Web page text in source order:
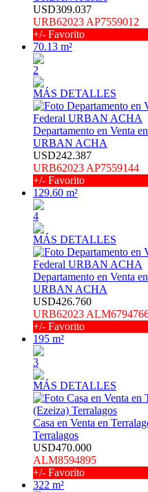
USD309.037
URB62023 AP7559012
+/- Favorito
70.13 m²
2
MÁS DETALLES
Departamento en Venta
URBAN ACHA
USD242.387
URB62023 AP7559144
+/- Favorito
129.60 m²
4
MÁS DETALLES
Departamento en Venta
URBAN ACHA
USD426.760
URB62023
+/- Favorito
195 m²
3
MÁS DETALLES
Casa en Venta en
Terralagos
USD470.000
ALM8594895
+/- Favorito
322 m²